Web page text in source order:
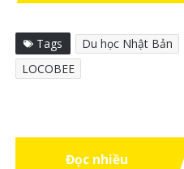
Tags Du học Nhật Bản
LOCOBEE
Đọc nhiều